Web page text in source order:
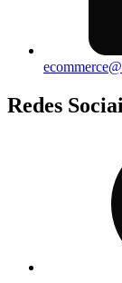
Redes